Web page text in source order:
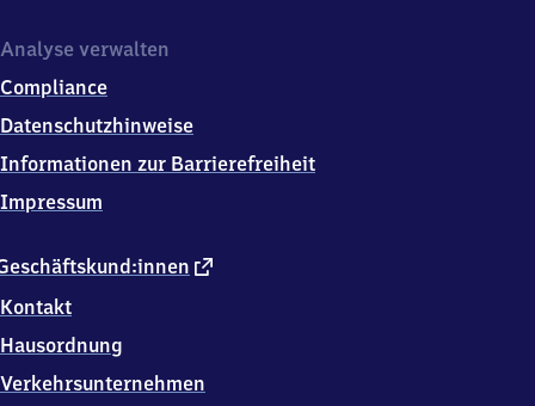
externer
Kontakt
Hausordnung
Verkehrsunternehmen
Analyse verwalten
Compliance
Datenschutzhinweise
Informationen zur Barrierefreiheit
Impressum